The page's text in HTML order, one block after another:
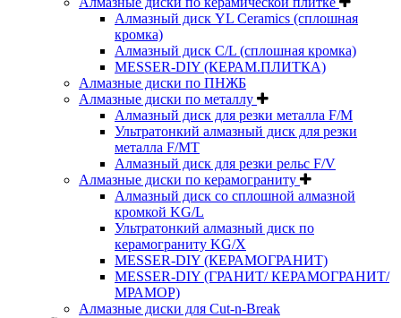
Алмазный диск YL Ceramics (сплошная
кромка)
Алмазный диск C/L (сплошная кромка)
MESSER-DIY (КЕРАМ.ПЛИТКА)
Алмазные диски по ПНЖБ
Алмазные диски по металлу
Алмазный диск для резки металла F/M
Ультратонкий алмазный диск для резки
металла F/MT
Алмазный диск для резки рельс F/V
Алмазные диски по керамограниту
Алмазный диск со сплошной алмазной
кромкой KG/L
Ультратонкий алмазный диск по
керамограниту KG/X
MESSER-DIY (КЕРАМОГРАНИТ)
MESSER-DIY (ГРАНИТ/ КЕРАМОГРАНИТ/
МРАМОР)
Алмазные диски для Cut-n-Break